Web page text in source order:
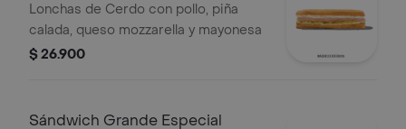
Lonchas de Cerdo con pollo, piña
calada, queso mozzarella y mayonesa
$ 26.900
Sándwich Grande Especial